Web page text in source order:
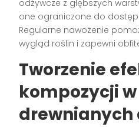
odżywcze z głębszych
one ograniczone do
Regularne nawożenie
wygląd roślin i zapewni
Tworzenie
kompozycji w
drewnianych